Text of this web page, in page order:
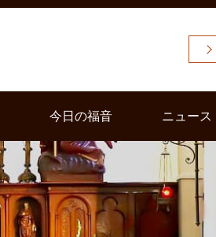
今日の福音 ニュース